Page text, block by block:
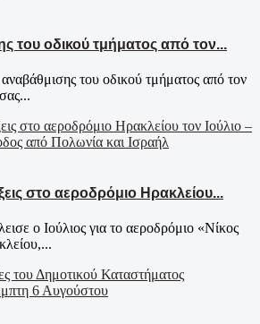
του οδικού τμήματος από τον...
του οδικού τμήματος από τον
στο αεροδρόμιο Ηρακλείου...
ο Ιούλιος για το αεροδρόμιο «Νίκος